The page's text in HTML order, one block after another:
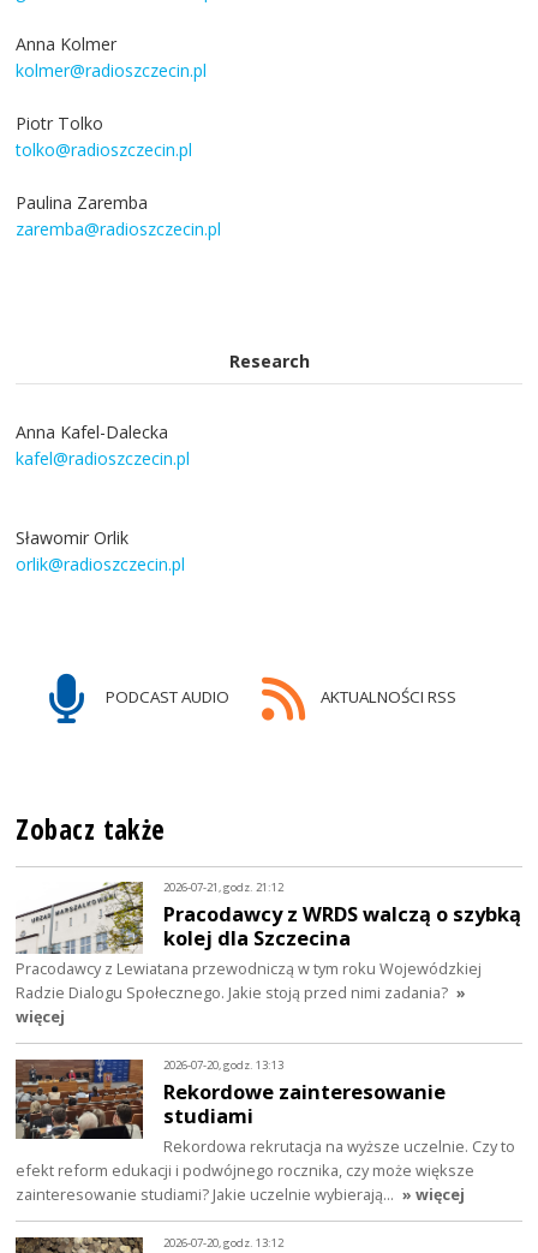
Anna Kolmer
kolmer@radioszczecin.pl
Piotr Tolko
tolko@radioszczecin.pl
Paulina Zaremba
zaremba@radioszczecin.pl
Research
Anna Kafel-Dalecka
kafel@radioszczecin.pl
Sławomir Orlik
orlik@radioszczecin.pl
PODCAST AUDIO AKTUALNOŚCI RSS
Zobacz także
2026-07-21, godz. 21:12
Pracodawcy z WRDS walczą o szybką
kolej dla Szczecina
Pracodawcy z Lewiatana przewodniczą w tym roku Wojewódzkiej
Radzie Dialogu Społecznego. Jakie stoją przed nimi zadania? »
więcej
2026-07-20, godz. 13:13
Rekordowe zainteresowanie
studiami
Rekordowa rekrutacja na wyższe uczelnie. Czy to
efekt reform edukacji i podwójnego rocznika, czy może większe
zainteresowanie studiami? Jakie uczelnie wybierają… » więcej
2026-07-20, godz. 13:12